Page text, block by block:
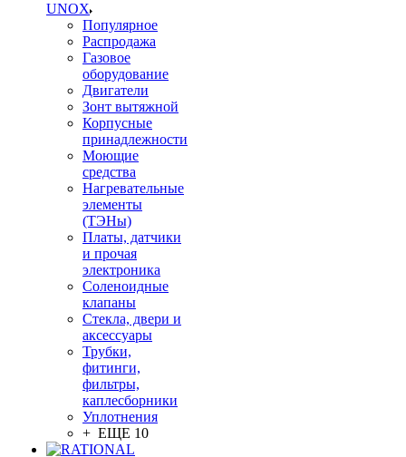
UNOX
Популярное
Распродажа
Газовое
оборудование
Двигатели
Зонт вытяжной
Корпусные
принадлежности
Моющие
средства
Нагревательные
элементы
(ТЭНы)
Платы, датчики
и прочая
электроника
Соленоидные
клапаны
Стекла, двери и
аксессуары
Трубки,
фитинги,
фильтры,
каплесборники
Уплотнения
+ ЕЩЕ 10